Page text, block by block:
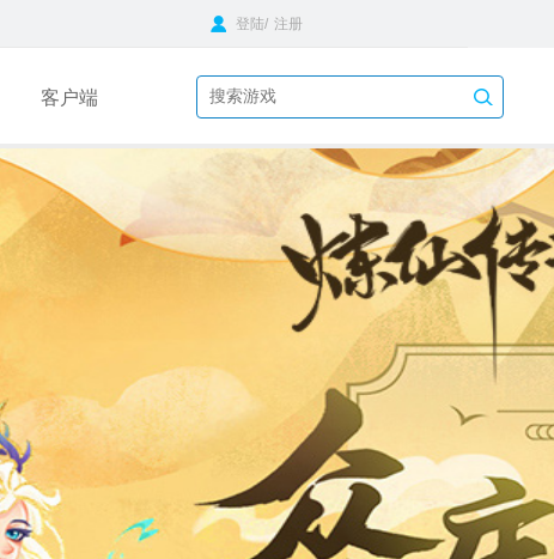
登陆/ 注册
客户端